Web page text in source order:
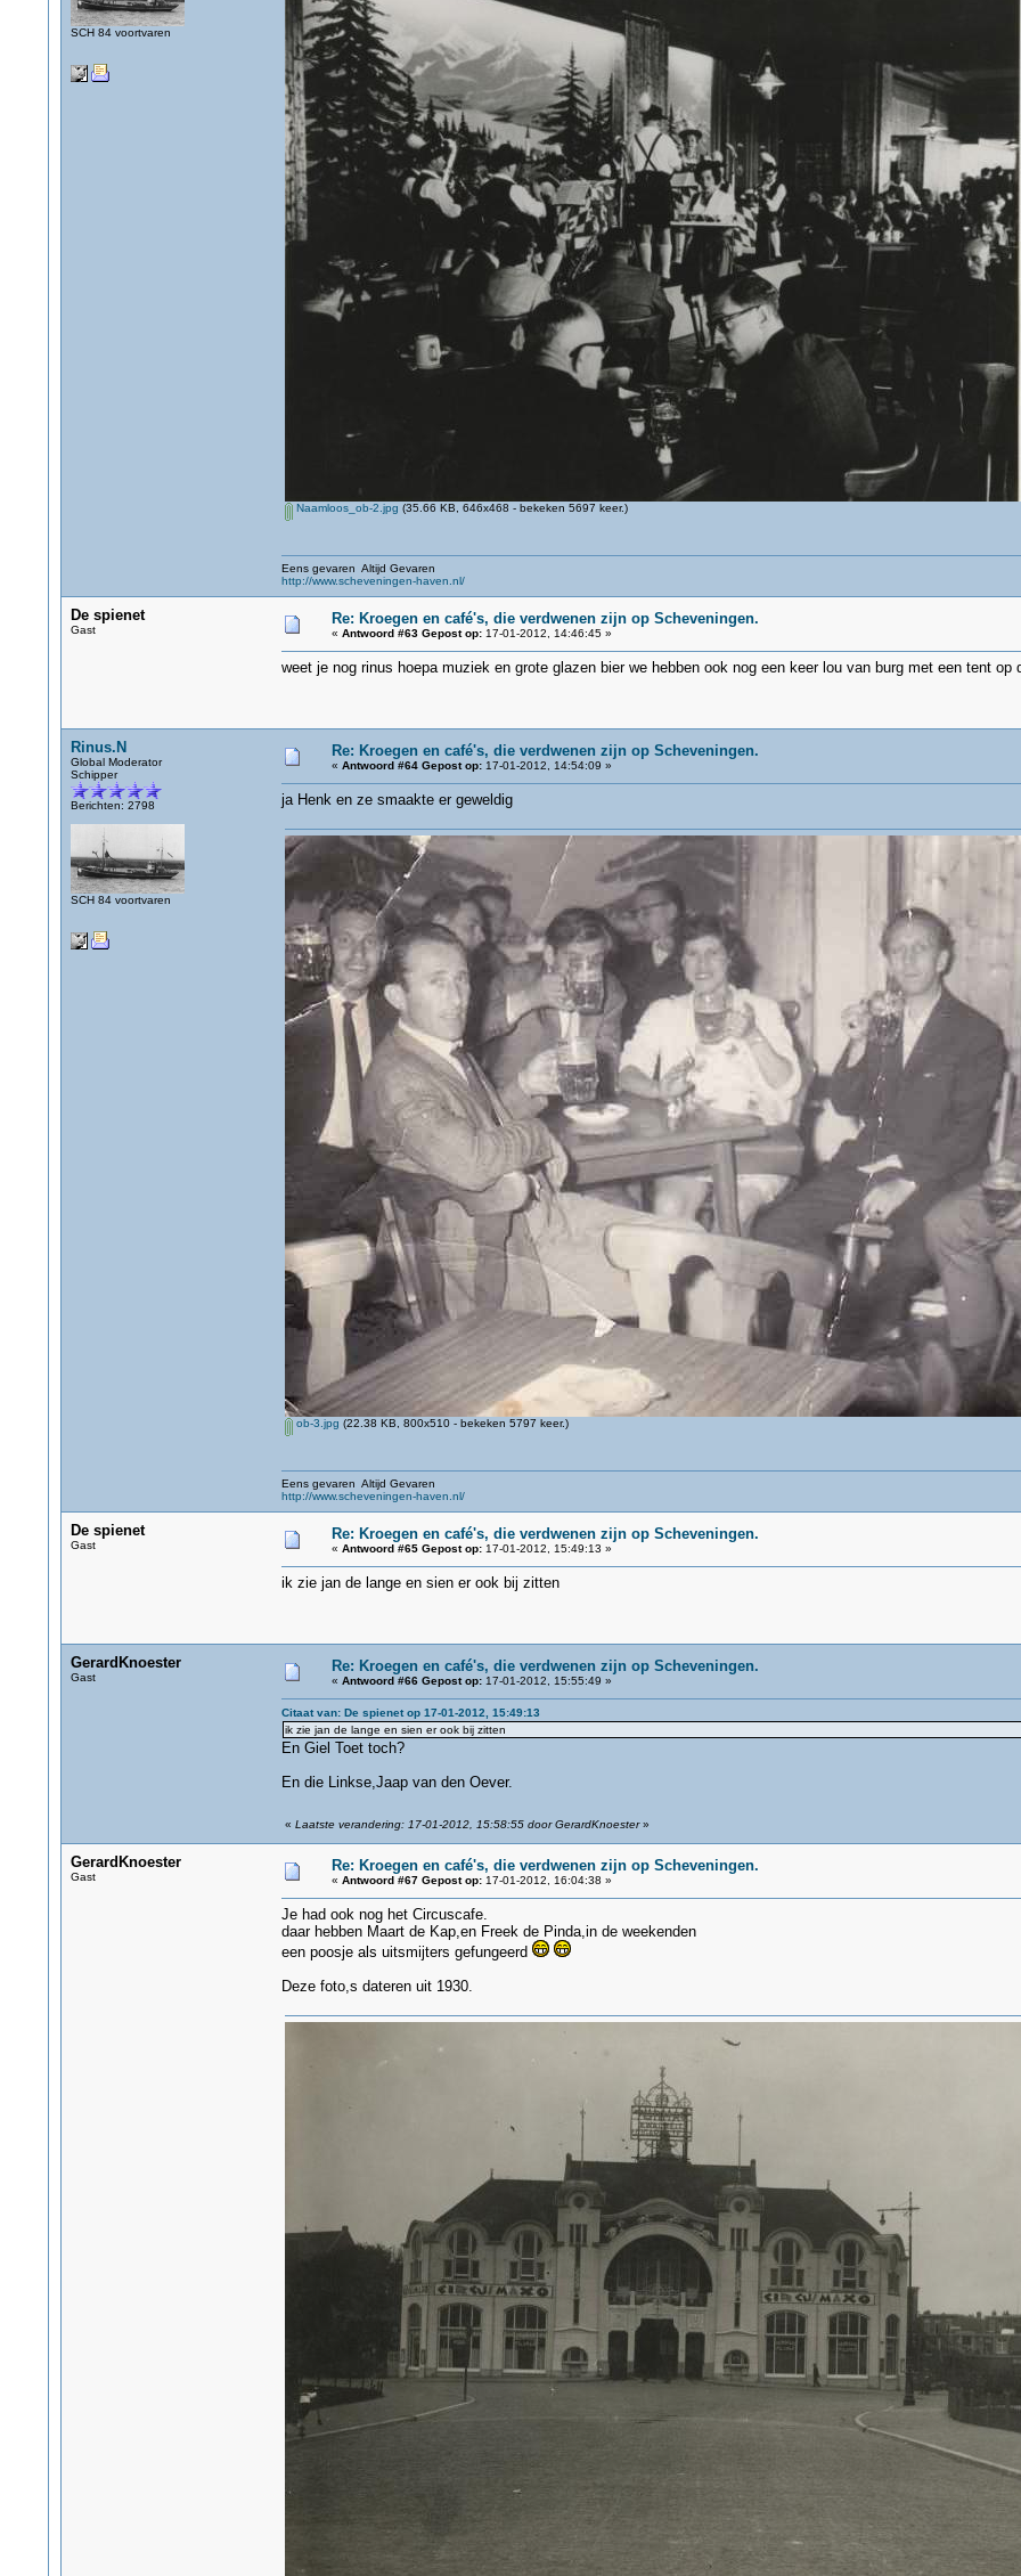
SCH 84 voortvaren
Naamloos_ob-2.jpg (35.66 KB, 646x468 - bekeken 5697 keer.)
Eens gevaren Altijd Gevaren
http://www.scheveningen-haven.nl/
De spienet
Gast
Re: Kroegen en café's, die verdwenen zijn op Scheveningen.
« Antwoord #63 Gepost op:17-01-2012, 14:46:45 »
weet je nog rinus hoepa muziek en grote glazen bier we hebben ook nog een keer lou van burg met een tent op
Rinus.N
Global Moderator
Schipper
Berichten: 2798
SCH 84 voortvaren
Re: Kroegen en café's, die verdwenen zijn op Scheveningen.
« Antwoord #64 Gepost op:17-01-2012, 14:54:09 »
ja Henk en ze smaakte er geweldig
ob-3.jpg (22.38 KB, 800x510 - bekeken 5797 keer.)
Eens gevaren Altijd Gevaren
http://www.scheveningen-haven.nl/
De spienet
Gast
Re: Kroegen en café's, die verdwenen zijn op Scheveningen.
« Antwoord #65 Gepost op:17-01-2012, 15:49:13 »
ik zie jan de lange en sien er ook bij zitten
GerardKnoester
Gast
Re: Kroegen en café's, die verdwenen zijn op Scheveningen.
« Antwoord #66 Gepost op:17-01-2012, 15:55:49 »
Citaat van: De spienet op 17-01-2012, 15:49:13
ik zie jan de lange en sien er ook bij zitten
En Giel Toet toch?
En die Linkse,Jaap van den Oever.
« Laatste verandering: 17-01-2012, 15:58:55 door GerardKnoester»
GerardKnoester
Gast
Re: Kroegen en café's, die verdwenen zijn op Scheveningen.
« Antwoord #67 Gepost op:17-01-2012, 16:04:38 »
Je had ook nog het Circuscafe.
daar hebben Maart de Kap,en Freek de Pinda,in de weekenden
een poosje als uitsmijters gefungeerd
Deze foto,s dateren uit 1930.